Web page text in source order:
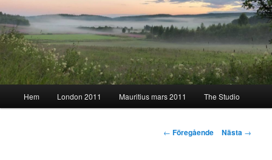
Hem London 2011 Mauritius mars 2011 The Studio
Inläggsnavigering
← Föregående Nästa →